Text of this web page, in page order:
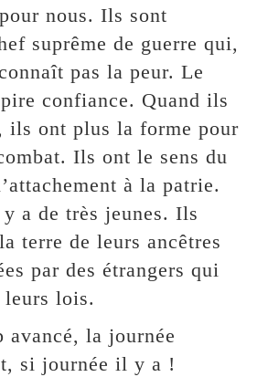
nous. Ils sont
suprême de guerre qui,
pas la peur. Le
confiance. Quand ils
ils ont plus la forme pour
Ils ont le sens du
à la patrie.
a de très jeunes. Ils
terre de leurs ancêtres
par des étrangers qui
lois.
avancé, la journée
si journée il y a !